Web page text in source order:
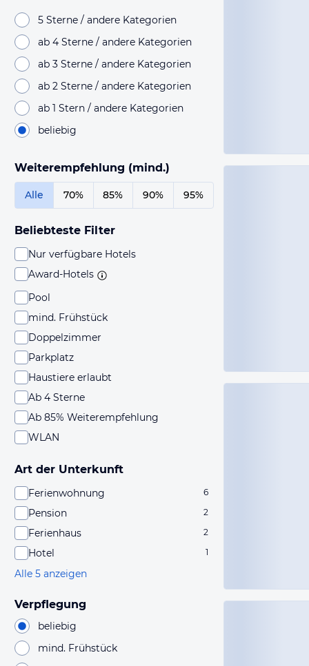
5 Sterne / andere Kategorien
ab 4 Sterne / andere Kategorien
ab 3 Sterne / andere Kategorien
ab 2 Sterne / andere Kategorien
ab 1 Stern / andere Kategorien
beliebig
Weiterempfehlung (mind.)
Alle 70% 85% 90% 95%
Beliebteste Filter
Nur verfügbare Hotels
Award-Hotels
Pool
mind. Frühstück
Doppelzimmer
Parkplatz
Haustiere erlaubt
Ab 4 Sterne
Ab 85% Weiterempfehlung
WLAN
Art der Unterkunft
Ferienwohnung 6
Pension 2
Ferienhaus 2
Hotel 1
Alle 5 anzeigen
Verpflegung
beliebig
mind. Frühstück